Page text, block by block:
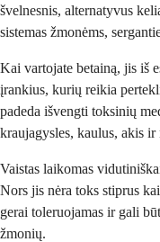
švelnesnis, alternatyvus
sistemas žmonėms,
Kai vartojate betainą, jis iš
įrankius, kurių reikia
padeda išvengti toksinių
kraujagysles, kaulus, akis ir
Vaistas laikomas
Nors jis nėra toks stiprus
gerai toleruojamas ir gali
žmonių.